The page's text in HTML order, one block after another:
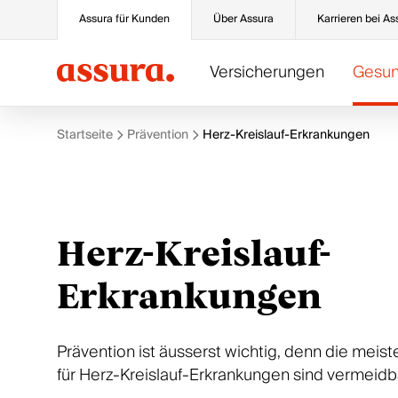
Assura für Kunden Über Assura Karrieren bei
Versicherungen
PreventoMed
QualiMed
Hausarzt
PharMed
Alle unsere Grundversicherungen
Prävention und Früherkennung
Vorbeugen durch sportliche Betätigung
Herz-Kreislauf-Erkrankungen
Alle unsere Themen
Meine Verträge verwalten
Meldung eines Schadens oder eines Unfalls
Bestätigungen und Unterlagen
Zahlungen und Rechnungsstellungen
Alle Online-Dienste
Gesundheit
Apotheken
Augenchirurgie
Alle unsere Kategorien
Startseite Prävention Herz-Kreislauf-Erkrankungen
Herz-Kreislauf-
Erkrankungen
Prävention ist äusserst wichtig, denn die
für Herz-Kreislauf-Erkrankungen sind